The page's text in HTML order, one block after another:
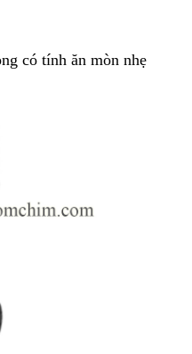
có tính ăn mòn nhẹ